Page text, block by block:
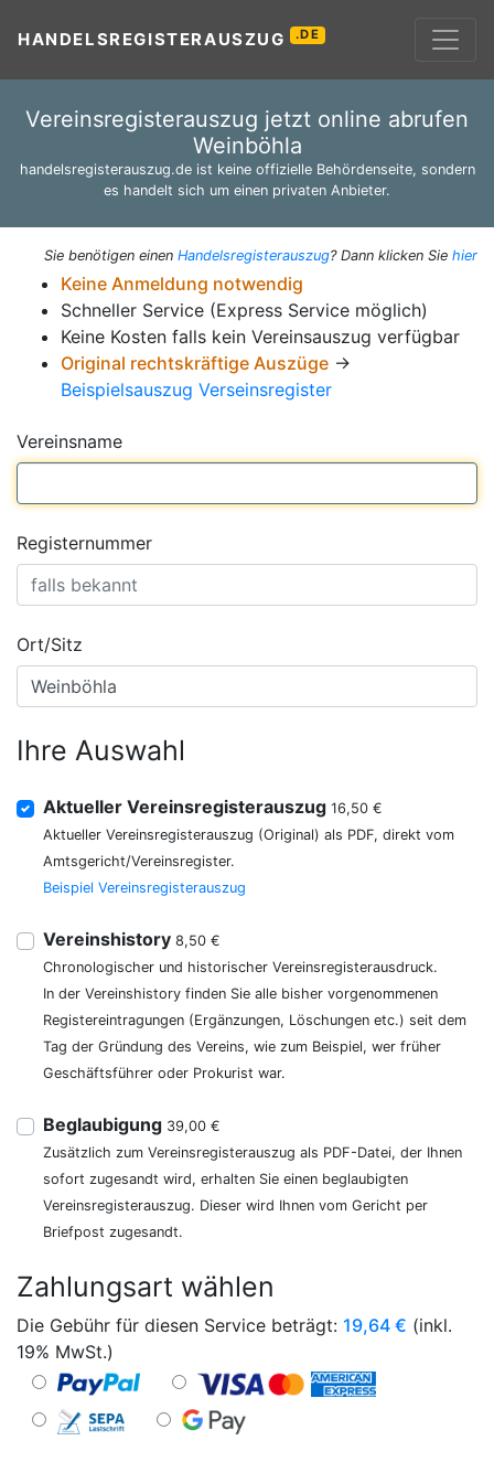
HANDELSREGISTERAUSZUG .DE
Vereinsregisterauszug jetzt online abrufen
Weinböhla
handelsregisterauszug.de ist keine offizielle Behördenseite, sondern
es handelt sich um einen privaten Anbieter.
Sie benötigen einen Handelsregisterauszug? Dann klicken Sie hier
Keine Anmeldung notwendig
Schneller Service (Express Service möglich)
Keine Kosten falls kein Vereinsauszug verfügbar
Original rechtskräftige Auszüge →
Beispielsauszug Verseinsregister
Vereinsname
Registernummer
Ort/Sitz
Ihre Auswahl
Aktueller Vereinsregisterauszug 16,50 €
Aktueller Vereinsregisterauszug (Original) als PDF, direkt vom
Amtsgericht/Vereinsregister.
Beispiel Vereinsregisterauszug
Vereinshistory 8,50 €
Chronologischer und historischer Vereinsregisterausdruck.
In der Vereinshistory finden Sie alle bisher vorgenommenen
Registereintragungen (Ergänzungen, Löschungen etc.) seit dem
Tag der Gründung des Vereins, wie zum Beispiel, wer früher
Geschäftsführer oder Prokurist war.
Beglaubigung 39,00 €
Zusätzlich zum Vereinsregisterauszug als PDF-Datei, der Ihnen
sofort zugesandt wird, erhalten Sie einen beglaubigten
Vereinsregisterauszug. Dieser wird Ihnen vom Gericht per
Briefpost zugesandt.
Zahlungsart wählen
Die Gebühr für diesen Service beträgt: 19,64 € (inkl.
19% MwSt.)